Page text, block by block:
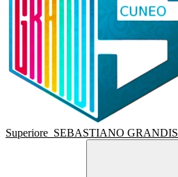
Superiore SEBASTIANO GRANDIS